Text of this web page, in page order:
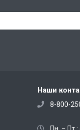
Наши
8-800-